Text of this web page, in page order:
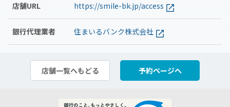
店舗URL https://smile-bk.jp/access
銀行代理業者 住まいるバンク株式会社
店舗一覧へもどる 予約ページへ